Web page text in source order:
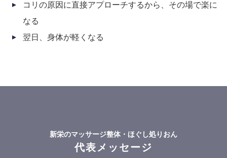
コリの原因に直接アプローチするから、その場で楽に
なる
翌日、身体が軽くなる
新栄のマッサージ整体・ほぐし処りおん
代表メッセージ